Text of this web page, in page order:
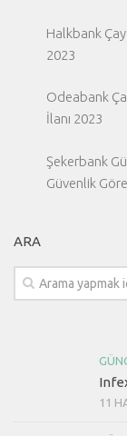
Halkbank
2023
Odeabank
İlanı 2023
Şekerbank
Güvenlik
ARA
11